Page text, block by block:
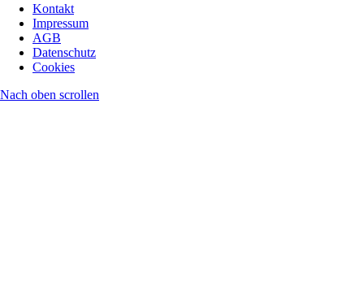
Kontakt
Impressum
AGB
Datenschutz
Cookies
Nach oben scrollen